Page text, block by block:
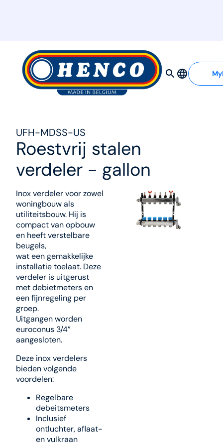
UFH-MDSS-US
Roestvrij stalen
verdeler - gallon
Inox verdeler voor zowel
woningbouw als
utiliteitsbouw. Hij is
compact van opbouw
en heeft verstelbare
beugels,
wat een gemakkelijke
installatie toelaat. Deze
verdeler is uitgerust
met debietmeters en
een fijnregeling per
groep.
Uitgangen worden
euroconus 3/4”
aangesloten.
Deze inox verdelers
bieden volgende
voordelen:
Regelbare
debeitsmeters
Inclusief
ontluchter, aflaat-
en vulkraan